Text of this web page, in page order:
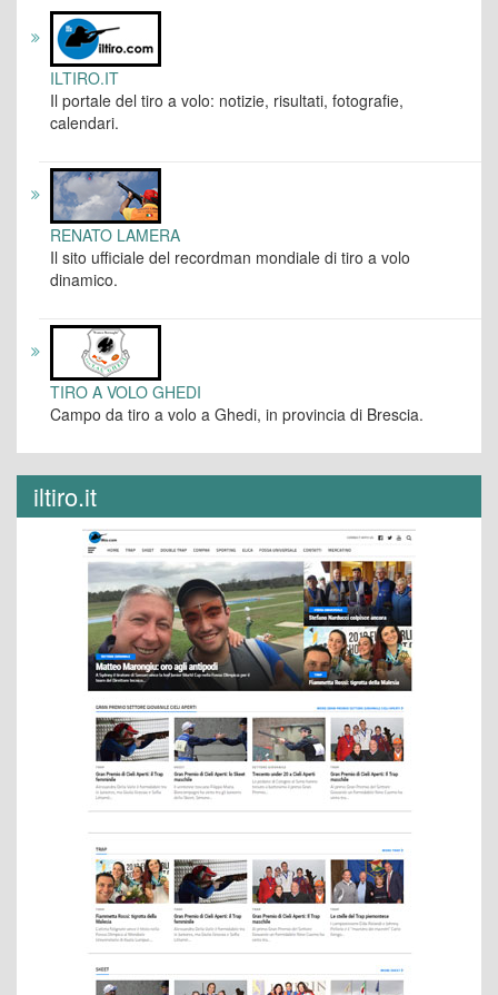
ILTIRO.IT
Il portale del tiro a volo: notizie, risultati, fotografie,
calendari.
RENATO LAMERA
Il sito ufficiale del recordman mondiale di tiro a volo
dinamico.
TIRO A VOLO GHEDI
Campo da tiro a volo a Ghedi, in provincia di Brescia.
iltiro.it